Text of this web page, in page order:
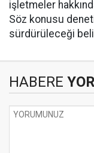
işletmeler
Söz konusu
sürdürüleceği
HABERE